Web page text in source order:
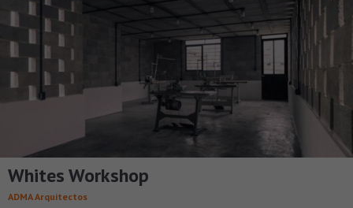
Whites Workshop
ADMA Arquitectos